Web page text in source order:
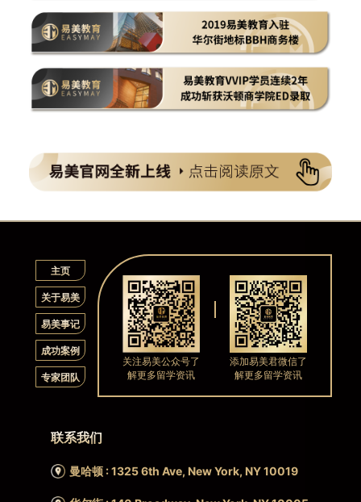
主页
关于易美
易美事记
成功案例
专家团队
联系我们
曼哈顿 : 1325 6th Ave, New York, NY 10019
关注易美公众号了
解更多留学资讯
添加易美君微信了
解更多留学资讯